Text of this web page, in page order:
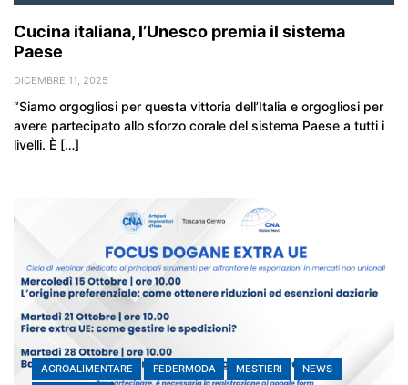
Cucina italiana, l’Unesco premia il sistema
Paese
DICEMBRE 11, 2025
“Siamo orgogliosi per questa vittoria dell’Italia e orgogliosi per
avere partecipato allo sforzo corale del sistema Paese a tutti i
livelli. È […]
AGROALIMENTARE FEDERMODA MESTIERI
NEWS